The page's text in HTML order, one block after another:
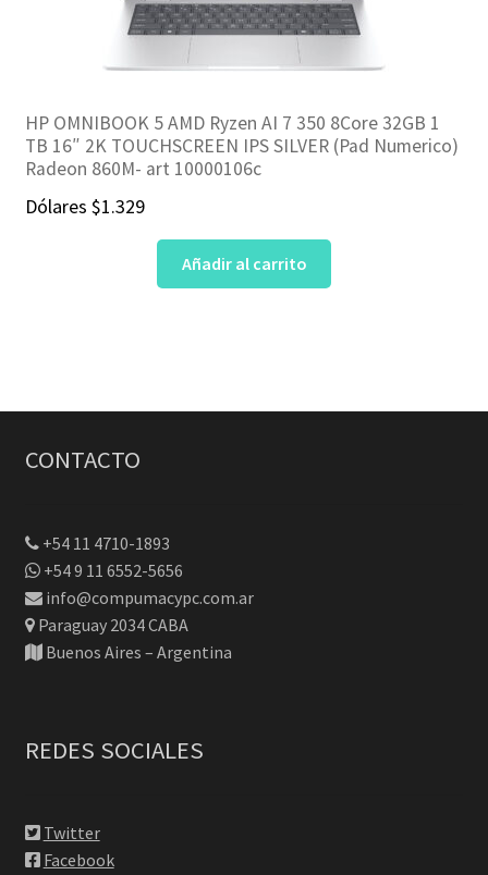
HP OMNIBOOK 5 AMD Ryzen AI 7 350 8Core 32GB 1
TB 16″ 2K TOUCHSCREEN IPS SILVER (Pad Numerico)
Radeon 860M- art 10000106c
Dólares $1.329
Añadir al carrito
CONTACTO
+54 11 4710-1893
+54 9 11 6552-5656
info@compumacypc.com.ar
Paraguay 2034 CABA
Buenos Aires – Argentina
REDES SOCIALES
Twitter
Facebook